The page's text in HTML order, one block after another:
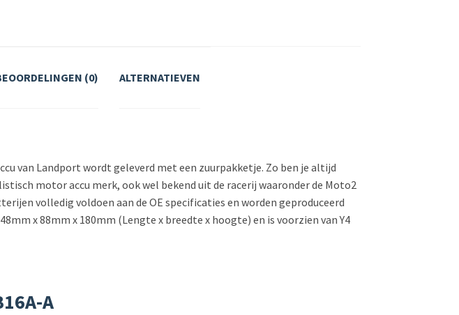
(0) ALTERNATIEVEN
van Landport wordt geleverd met een zuurpakketje. Zo ben je altijd
motor accu merk, ook wel bekend uit de racerij waaronder de Moto2
volledig voldoen aan de OE specificaties en worden geproduceerd
x 88mm x 180mm (Lengte x breedte x hoogte) en is voorzien van Y4
A